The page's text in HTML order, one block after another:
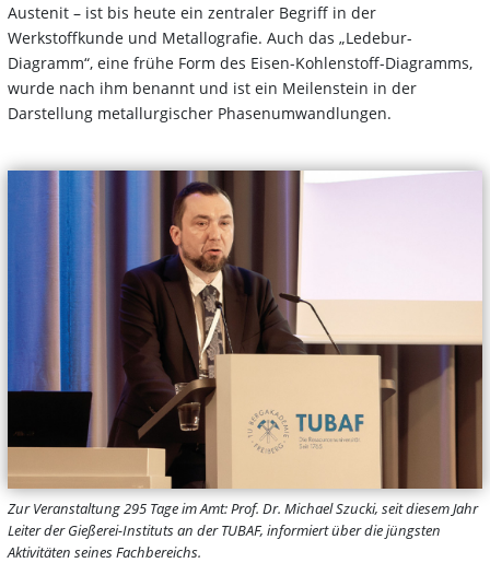
Austenit – ist bis heute ein zentraler Begriff in der
Werkstoffkunde und Metallografie. Auch das „Ledebur-
Diagramm“, eine frühe Form des Eisen-Kohlenstoff-Diagramms,
wurde nach ihm benannt und ist ein Meilenstein in der
Darstellung metallurgischer Phasenumwandlungen.
Zur Veranstaltung 295 Tage im Amt: Prof. Dr. Michael Szucki, seit diesem Jahr
Leiter der Gießerei-Instituts an der TUBAF, informiert über die jüngsten
Aktivitäten seines Fachbereichs.